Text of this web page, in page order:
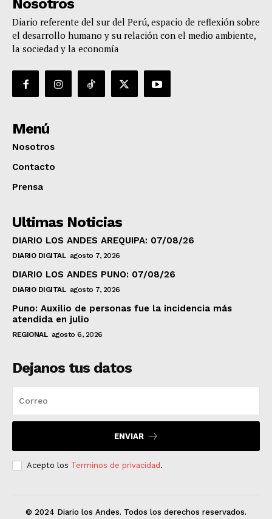
Nosotros
Diario referente del sur del Perú, espacio de reflexión sobre
el desarrollo humano y su relación con el medio ambiente,
la sociedad y la economía
Menú
Nosotros
Contacto
Prensa
Ultimas Noticias
DIARIO LOS ANDES AREQUIPA: 07/08/26
DIARIO DIGITAL agosto 7, 2026
DIARIO LOS ANDES PUNO: 07/08/26
DIARIO DIGITAL agosto 7, 2026
Puno: Auxilio de personas fue la incidencia más
atendida en julio
REGIONAL agosto 6, 2026
Dejanos tus datos
ENVIAR
Acepto los Terminos de privacidad .
© 2024 Diario los Andes. Todos los derechos reservados.